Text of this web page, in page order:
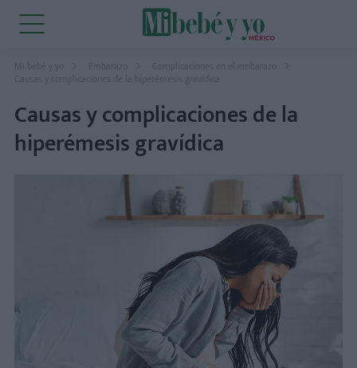
Mi bebé y yo Embarazo
Causas y complicaciones de la
hiperémesis gravídica